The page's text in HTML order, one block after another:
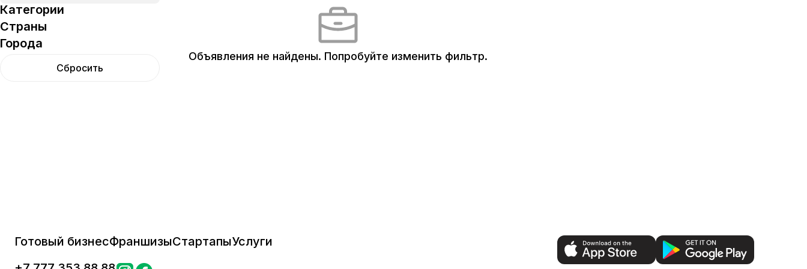
Категории
Страны
Города
Сбросить
Объявления не найдены. Попробуйте изменить фильтр.
Готовый бизнесФраншизыСтартапыУслуги